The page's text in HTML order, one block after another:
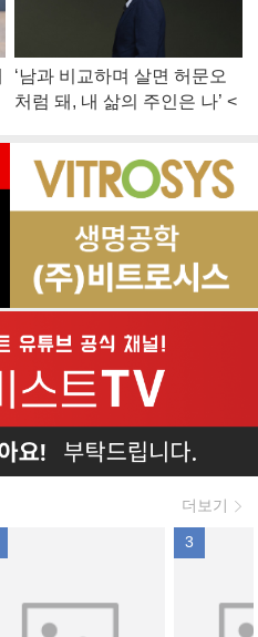
‘남과 비교하며 살면 허문오
처럼 돼, 내 삶의 주인은 나’ <
더보기
3